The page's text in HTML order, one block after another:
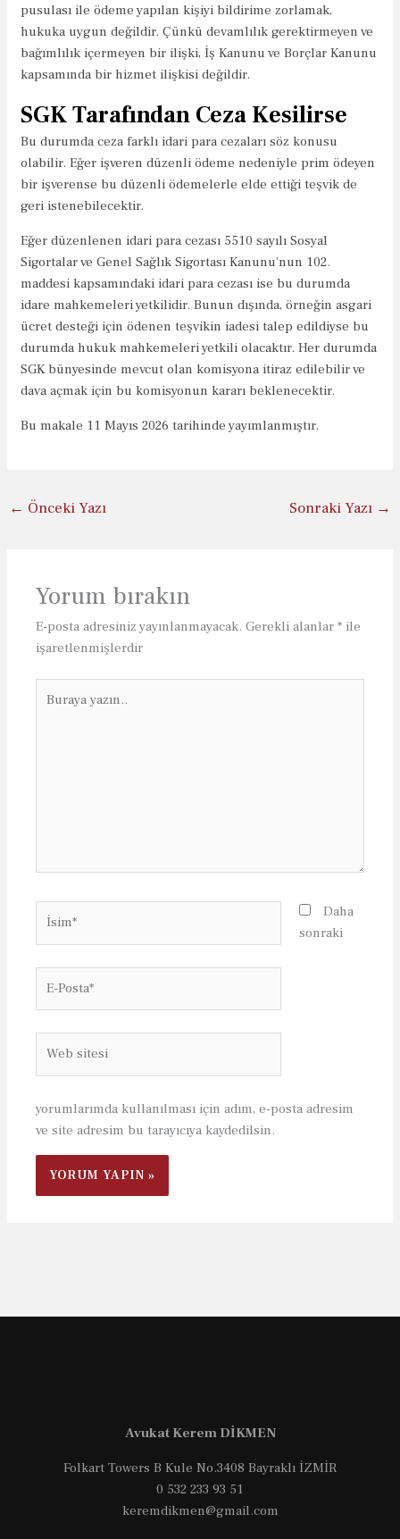
pusulası ile ödeme yapılan kişiyi bildirime zorlamak,
hukuka uygun değildir. Çünkü devamlılık gerektirmeyen ve
bağımlılık içermeyen bir ilişki, İş Kanunu ve Borçlar Kanunu
kapsamında bir hizmet ilişkisi değildir.
SGK Tarafından Ceza Kesilirse
Bu durumda ceza farklı idari para cezaları söz konusu
olabilir. Eğer işveren düzenli ödeme nedeniyle prim ödeyen
bir işverense bu düzenli ödemelerle elde ettiği teşvik de
geri istenebilecektir.
Eğer düzenlenen idari para cezası 5510 sayılı Sosyal
Sigortalar ve Genel Sağlık Sigortası Kanunu’nun 102.
maddesi kapsamındaki idari para cezası ise bu durumda
idare mahkemeleri yetkilidir. Bunun dışında, örneğin asgari
ücret desteği için ödenen teşvikin iadesi talep edildiyse bu
durumda hukuk mahkemeleri yetkili olacaktır. Her durumda
SGK bünyesinde mevcut olan komisyona itiraz edilebilir ve
dava açmak için bu komisyonun kararı beklenecektir.
Bu makale 11 Mayıs 2026 tarihinde yayımlanmıştır.
← Önceki Yazı Sonraki Yazı →
Yorum bırakın
E-posta adresiniz yayınlanmayacak. Gerekli alanlar* ile
işaretlenmişlerdir
İsim*
Posta*
Daha
sonraki
yorumlarımda kullanılması için adım, e-posta adresim
ve site adresim bu tarayıcıya kaydedilsin.
Avukat Kerem DİKMEN
Folkart Towers B Kule No.3408 Bayraklı İZMİR
0 532 233 93 51
keremdikmen@gmail.com